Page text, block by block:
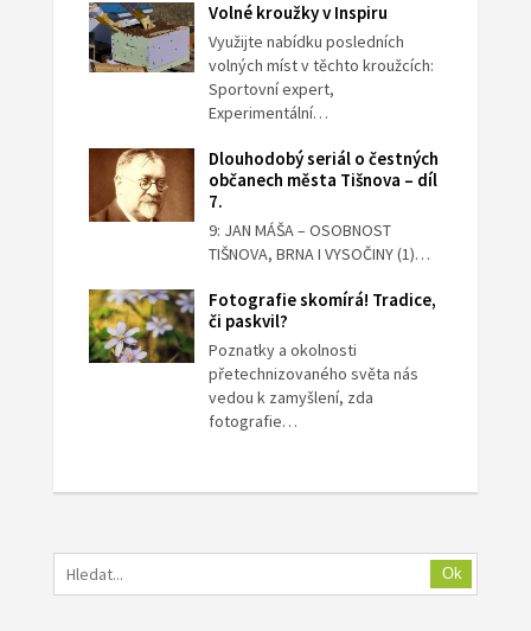
Volné kroužky v Inspiru
Využijte nabídku posledních
volných míst v těchto kroužcích:
Sportovní expert,
Experimentální…
Dlouhodobý seriál o čestných
občanech města Tišnova – díl
7.
9: JAN MÁŠA – OSOBNOST
TIŠNOVA, BRNA I VYSOČINY (1)…
Fotografie skomírá! Tradice,
či paskvil?
Poznatky a okolnosti
přetechnizovaného světa nás
vedou k zamyšlení, zda
fotografie…
Ok